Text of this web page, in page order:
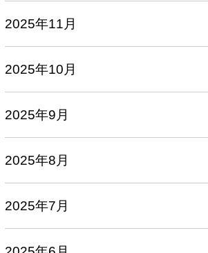
2025年11月
2025年10月
2025年9月
2025年8月
2025年7月